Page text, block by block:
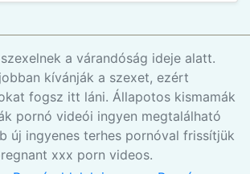
a várandóság ideje alatt.
kívánják a szexet, ezért
fogsz itt láni. Állapotos kismamák
pornó videói ingyen megtalálható
új ingyenes terhes pornóval frissítjük
xxx porn videos.